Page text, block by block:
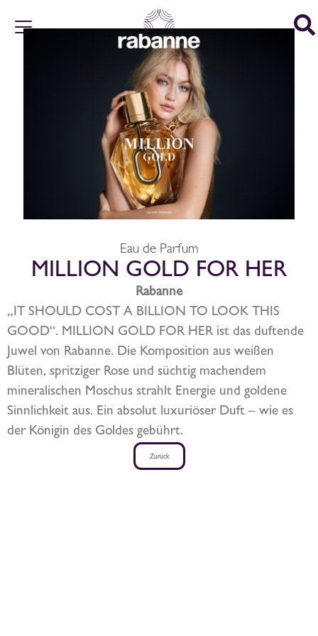
Eau de Parfum
MILLION GOLD FOR HER
Rabanne
„IT SHOULD COST A BILLION TO LOOK THIS
GOOD“. MILLION GOLD FOR HER ist das duftende
Juwel von Rabanne. Die Komposition aus weißen
Blüten, spritziger Rose und süchtig machendem
mineralischen Moschus strahlt Energie und goldene
Sinnlichkeit aus. Ein absolut luxuriöser Duft – wie es
der Königin des Goldes gebührt.
Zurück